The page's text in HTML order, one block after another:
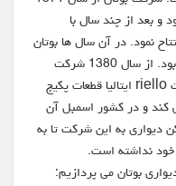
و بعد از چند سال با
نمود. در آن سال ها بوتان
اولین تولید کننده پکیج دیواری در ایران بود. از سال 1380 شرکت
صنعتی بوتان طی قرارداد همکاری با شرکت riello ایتالیا قطعات پکیج
کند و در کشور اسمبل آن
دیواری به این شرکت تا به
نداشته است.
بوتان می پردازیم: